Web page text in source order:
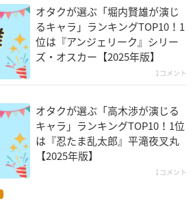
オタクが選ぶ「堀内賢雄が演じ
るキャラ」ランキングTOP10！1
位は『アンジェリーク』シリー
ズ・オスカー【2025年版】
1コメント
オタクが選ぶ「高木渉が演じる
キャラ」ランキングTOP10！1位
は『忍たま乱太郎』平滝夜叉丸
【2025年版】
1コメント